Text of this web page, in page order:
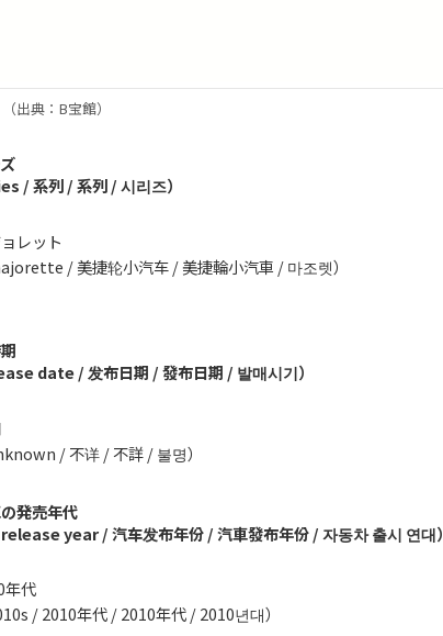
出典：B宝館）
/ 系列 / 系列 / 시리즈）
レット
/ 美捷轮小汽车 / 美捷輪小汽車 / 마조렛）
date / 发布日期 / 發布日期 / 발매시기）
/ 不详 / 不詳 / 불명）
発売年代
release year / 汽车发布年份 / 汽車發布年份 / 자동차 출시 연대）
代
/ 2010年代 / 2010年代 / 2010년대）